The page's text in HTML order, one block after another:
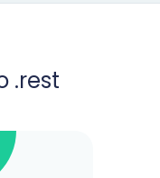
.rest